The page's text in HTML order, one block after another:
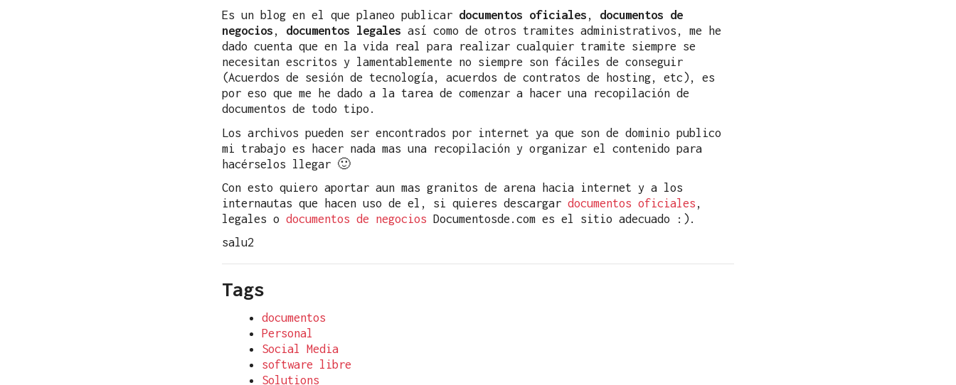
Es un blog en el que planeo publicar documentos oficiales , documentos de
negocios , documentos legales así como de otros tramites administrativos, me he
dado cuenta que en la vida real para realizar cualquier tramite siempre se
necesitan escritos y lamentablemente no siempre son fáciles de conseguir
(Acuerdos de sesión de tecnología, acuerdos de contratos de hosting, etc), es
por eso que me he dado a la tarea de comenzar a hacer una recopilación de
documentos de todo tipo.
Los archivos pueden ser encontrados por internet ya que son de dominio publico
mi trabajo es hacer nada mas una recopilación y organizar el contenido para
hacérselos llegar 🙂
Con esto quiero aportar aun mas granitos de arena hacia internet y a los
internautas que hacen uso de el, si quieres descargar documentos oficiales ,
legales o documentos de negocios Documentosde.com es el sitio adecuado :).
salu2
Tags
documentos
Personal
Social Media
software libre
Solutions